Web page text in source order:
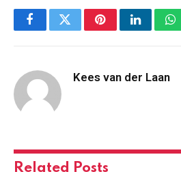
FacebookTwitterPinterestLinkedIn
Kees van der Laan
Related Posts